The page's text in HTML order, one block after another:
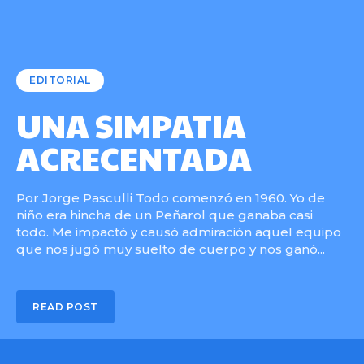
EDITORIAL
UNA SIMPATIA
ACRECENTADA
Por Jorge Pasculli Todo comenzó en 1960. Yo de
niño era hincha de un Peñarol que ganaba casi
todo. Me impactó y causó admiración aquel equipo
que nos jugó muy suelto de cuerpo y nos ganó...
READ POST